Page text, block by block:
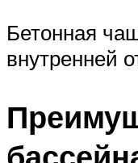
Бетонная
внутренней